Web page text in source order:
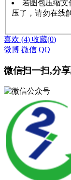
若图包压缩文
压了，请勿在线
喜欢 (4) 收藏(0)
微博 微信 QQ
微信扫一扫,分